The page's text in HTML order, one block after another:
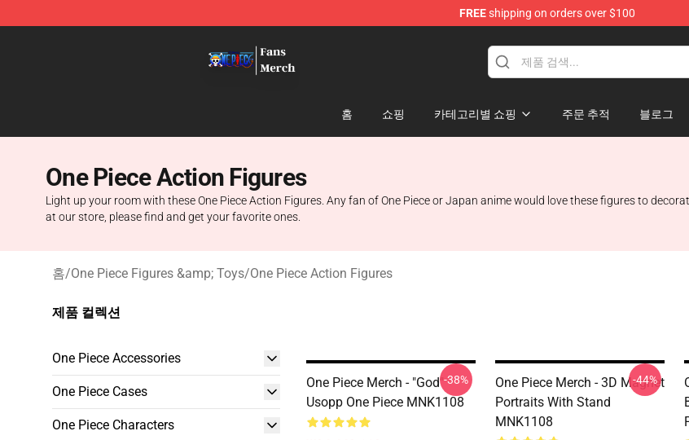
FREEshipping on orders over $100
홈 쇼핑 카테고리별 쇼핑 주문 추적 블로그
One Piece Action Figures
Light up your room with these One Piece Action Figures. Any fan of One Piece or Japan anime would love these figures to
at our store, please find and get your favorite ones.
홈/One Piece Figures &amp; Toys/One Piece Action Figures
제품 컬렉션
One Piece Accessories
One Piece Cases
One Piece Characters
One Piece Merch - "God"
Usopp One Piece MNK1108
-38%
One Piece Merch - 3D Magnet
Portraits With Stand
MNK1108
-44%